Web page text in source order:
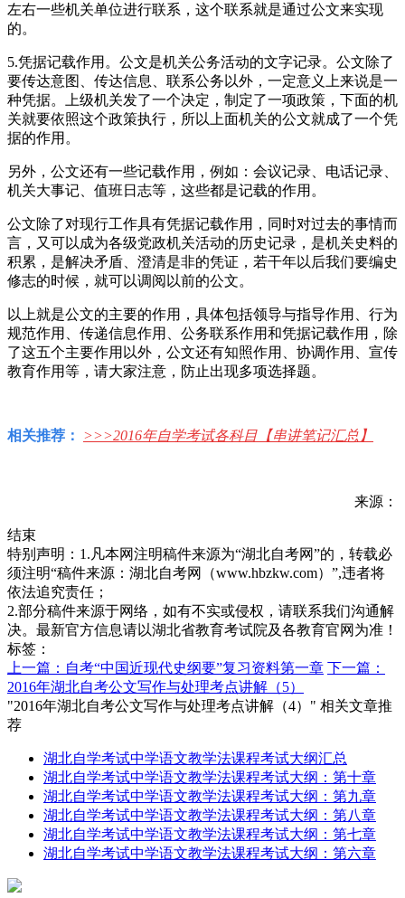
左右一些机关单位进行联系，这个联系就是通过公文来实现
的。
5.凭据记载作用。公文是机关公务活动的文字记录。公文除了
要传达意图、传达信息、联系公务以外，一定意义上来说是一
种凭据。上级机关发了一个决定，制定了一项政策，下面的机
关就要依照这个政策执行，所以上面机关的公文就成了一个凭
据的作用。
另外，公文还有一些记载作用，例如：会议记录、电话记录、
机关大事记、值班日志等，这些都是记载的作用。
公文除了对现行工作具有凭据记载作用，同时对过去的事情而
言，又可以成为各级党政机关活动的历史记录，是机关史料的
积累，是解决矛盾、澄清是非的凭证，若干年以后我们要编史
修志的时候，就可以调阅以前的公文。
以上就是公文的主要的作用，具体包括领导与指导作用、行为
规范作用、传递信息作用、公务联系作用和凭据记载作用，除
了这五个主要作用以外，公文还有知照作用、协调作用、宣传
教育作用等，请大家注意，防止出现多项选择题。
相关推荐： >>>2016年自学考试各科目【串讲笔记汇总】
来源：
结束
特别声明：1.凡本网注明稿件来源为“湖北自考网”的，转载必
须注明“稿件来源：湖北自考网（www.hbzkw.com）”,违者将
依法追究责任；
2.部分稿件来源于网络，如有不实或侵权，请联系我们沟通解
决。最新官方信息请以湖北省教育考试院及各教育官网为准！
标签：
上一篇：自考“中国近现代史纲要”复习资料第一章 下一篇：
2016年湖北自考公文写作与处理考点讲解（5）
"2016年湖北自考公文写作与处理考点讲解（4）" 相关文章推
荐
湖北自学考试中学语文教学法课程考试大纲汇总
湖北自学考试中学语文教学法课程考试大纲：第十章
湖北自学考试中学语文教学法课程考试大纲：第九章
湖北自学考试中学语文教学法课程考试大纲：第八章
湖北自学考试中学语文教学法课程考试大纲：第七章
湖北自学考试中学语文教学法课程考试大纲：第六章